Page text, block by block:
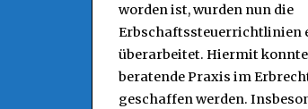
worden ist, wurden nun die
Erbschaftssteuerrichtlinien
überarbeitet. Hiermit
beratende Praxis im
geschaffen werden.